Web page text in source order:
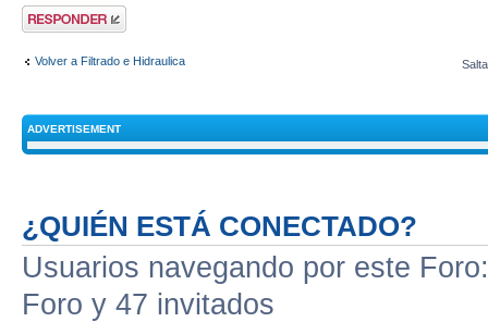
Publicar una
respuesta
Volver a Filtrado e Hidraulica
ADVERTISEMENT
¿QUIÉN ESTÁ CONECTADO?
Usuarios navegando por este
Foro y 47 invitados